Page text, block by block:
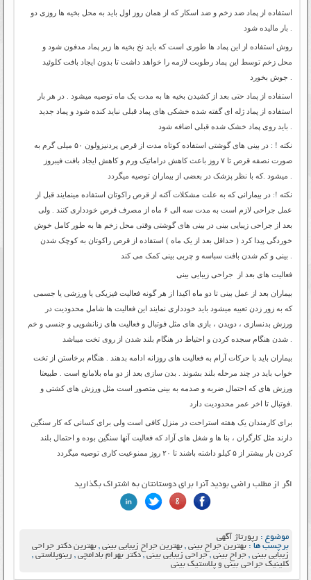
استفاده از پماد ضد زخم و ضد اسکار که از همان روز اول باید به محل بخیه ها روزی دو
روش استفاده از این پماد ها طوری است که باید نخ بخیه ها زیر پماد مدفون شود و
محل زخم توسط این پماد رطوبت لازمه را خواهد داشت تا بدون ایجاد بافت کلوئید
استفاده از پماد حتی بعد از کشیدن بخیه ها به مدت یک ماه توصیه میشود . در هر بار
استفاده از پماد ژله ای گفته شده خشکی های پماد قبلی نباید کنده شود و پماد جدید
نکته ! : در بینی های گوشتی استفاده کوتاه مدت از قرص پردنیزولون ۵۰ میلی گرم به
صورت نصفه قرص تا ۷ روز باعث کاهش دراماتیک ورم و کاهش ایجاد بافت فیبروز
نکته !: در بیمارانی که به علت مشکلات آکنه از قرص راکوتان استفاده مینمایند قبل از
عمل جراحی لازم است به مدت سه الی ۶ ماه از مصرف قرص خودداری کنند . ولی
بعد از جراحی زیبایی بینی در بینی های گوشتی وقتی محل زخم ها به طور کامل خوش
خوردگی پیدا کرد ( حداقل بعد از یک ماه ) استفاده از قرص راکوتان به کوچک شدن
فعالیت های بعد از جراحی زیبایی بینی
که به زور زدن تعبیه میشود باید خودداری نمایند این فعالیت ها شامل محدودیت در
ورزش بدنسازی ، دویدن ، بازی های مثل فوتبال و فعالیت های زنانشویی و جنسی و خم
شدن هنگام سجده کردن و احتیاط در هنگام بلند شدن از روی تخت میباشد .
بیماران باید با حرکات آرام به فعالیت های روزانه ادامه بدهند . هنگام برخاستن از تخت
خواب باید در چند مرحله بلند بشوند . بدن سازی بعد از دو ماه بلامانع است . طبیعتا
ورزش های که احتمال ضربه و صدمه به بینی متصور است مثل ورزش های کشتی و
فوتبال تا اخر عمر محدودیت دارد.
برای کارمندان یک هفته استراحت در منزل کافی است ولی برای کسانی که کار سنگین
دارند مثل کارگران ، بنا ها و شغل های آزاد که فعالیت آنها سنگین بوده و احتمال بلند
کردن بار بیشتر از ۵ کیلو داشته باشند تا ۲۰ روز ممنوعیت کاری توصیه میگردد
اگر از مطلب راضی بودید آنرا برای دوستانتان به اشتراک بگذارید
موضوع : رپورتاژ آگهی
برچسب ها :بهترین جراح بینی ,بهترین جراح زیبایی بینی ,بهترین دکتر جراحی
زیبایی بینی ,جراح بینی ,جراحی زیبایی بینی,دکتر بهرام بادامچی , رینوپلاستی ,
کلینیک جراحی بینی و پلاستیک بینی